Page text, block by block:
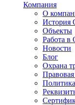
Компания
О
Объекты
Работа
Новости
Блог
Охрана